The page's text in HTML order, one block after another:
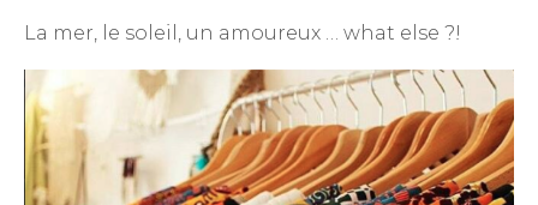
La mer, le soleil, un amoureux … what else ?!